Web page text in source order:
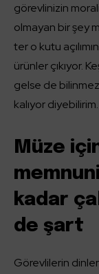
görevlinizin
olmayan bir şey
ter o kutu
ürünler çıkıyor.
gelse de
kalıyor diyebilirim.
Müze
kadar
de şart
Görevlilerin